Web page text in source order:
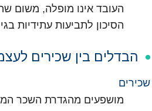
העובד אינו מופלה, משום
הסיכון לתביעות עתידיות
הבדלים בין שכירים
שכירים
מושפעים מהגדרת השכר